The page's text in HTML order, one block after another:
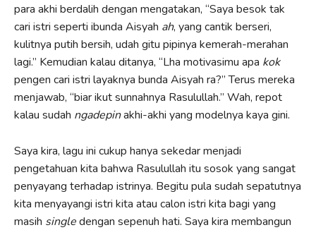
para akhi berdalih dengan mengatakan, “Saya besok tak
cari istri seperti ibunda Aisyah ah, yang cantik berseri,
kulitnya putih bersih, udah gitu pipinya kemerah-merahan
lagi.” Kemudian kalau ditanya, “Lha motivasimu apa kok
pengen cari istri layaknya bunda Aisyah ra?” Terus mereka
menjawab, “biar ikut sunnahnya Rasulullah.” Wah, repot
kalau sudah ngadepinakhi-akhi yang modelnya kaya gini.
Saya kira, lagu ini cukup hanya sekedar menjadi
pengetahuan kita bahwa Rasulullah itu sosok yang sangat
penyayang terhadap istrinya. Begitu pula sudah sepatutnya
kita menyayangi istri kita atau calon istri kita bagi yang
masih singledengan sepenuh hati. Saya kira membangun